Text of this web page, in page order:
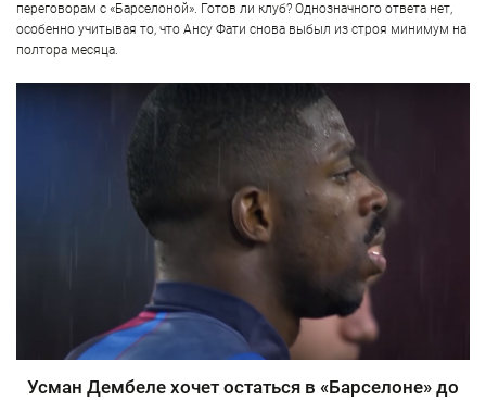
переговорам с «Барселоной». Готов ли клуб? Однозначного ответа нет,
особенно учитывая то, что Ансу Фати снова выбыл из строя минимум на
полтора месяца.
Усман Дембеле хочет остаться в «Барселоне» до